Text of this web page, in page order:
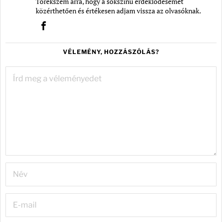
közérthetően és értékesen adjam vissza az olvasóknak.
VÉLEMÉNY, HOZZÁSZÓLÁS?